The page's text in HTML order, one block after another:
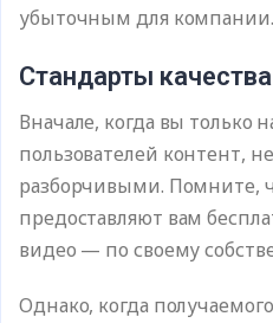
убыточным для компании.
Стандарты качества
Вначале, когда вы только
пользователей контент,
разборчивыми. Помните,
предоставляют вам
видео — по своему
Однако, когда